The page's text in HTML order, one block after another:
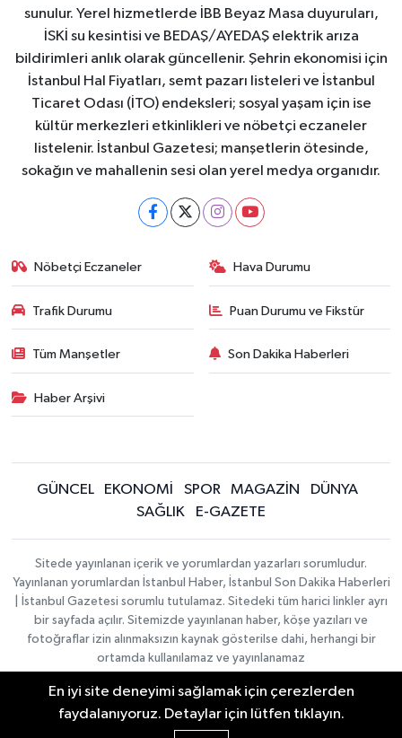
sunulur. Yerel hizmetlerde İBB Beyaz Masa duyuruları,
İSKİ su kesintisi ve BEDAŞ/AYEDAŞ elektrik arıza
bildirimleri anlık olarak güncellenir. Şehrin ekonomisi için
İstanbul Hal Fiyatları, semt pazarı listeleri ve İstanbul
Ticaret Odası (İTO) endeksleri; sosyal yaşam için ise
kültür merkezleri etkinlikleri ve nöbetçi eczaneler
listelenir. İstanbul Gazetesi; manşetlerin ötesinde,
sokağın ve mahallenin sesi olan yerel medya organıdır.
Nöbetçi Eczaneler Hava Durumu
Trafik Durumu Puan Durumu ve Fikstür
Tüm Manşetler Son Dakika Haberleri
Haber Arşivi
GÜNCEL EKONOMİ SPOR MAGAZİN
DÜNYA
SAĞLIK
E-GAZETE
Sitede yayınlanan içerik ve yorumlardan yazarları sorumludur.
Yayınlanan yorumlardan İstanbul Haber, İstanbul Son Dakika Haberleri
| İstanbul Gazetesi sorumlu tutulamaz. Sitedeki tüm harici linkler ayrı
bir sayfada açılır. Sitemizde yayınlanan haber, köşe yazıları ve
fotoğraflar izin alınmaksızın kaynak gösterilse dahi, herhangi bir
ortamda kullanılamaz ve yayınlanamaz
İletişim
Künye
KURUMSAL
Haber Yazılımı:TE Bilişim |
Copyright © 2026
En iyi site deneyimi sağlamak için çerezlerden
faydalanıyoruz. Detaylar için lütfen tıklayın.